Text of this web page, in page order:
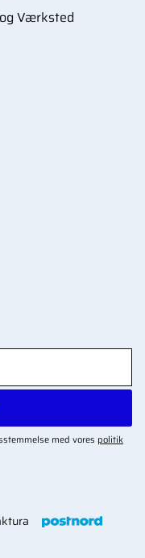
Værksted
med vores politik